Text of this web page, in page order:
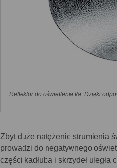
Reflektor do oświetlenia tła. Dzięki
Zbyt duże natężenie strumienia
prowadzi do negatywnego
części kadłuba i skrzydeł uległa